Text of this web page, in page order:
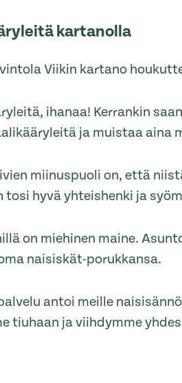
kartanolla
Viikin kartano
ihanaa! Kerrankin
ja muistaa aina
miinuspuoli on, että
tosi hyvä yhteishenki ja
on miehinen maine.
naisiskät-porukkansa.
antoi meille
tiuhaan ja viihdymme